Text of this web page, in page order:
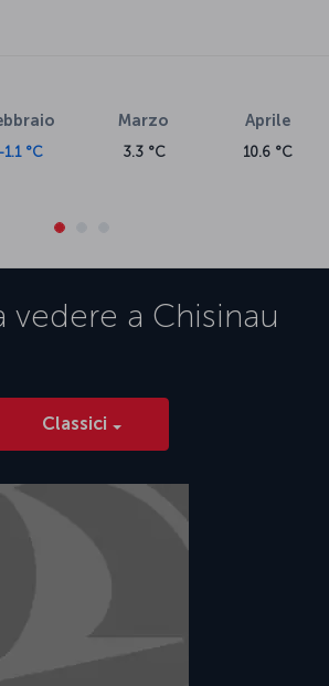
-1.1 °C
Marzo
3.3 °C
Aprile
10.6 °C
vedere a Chisinau
Classici